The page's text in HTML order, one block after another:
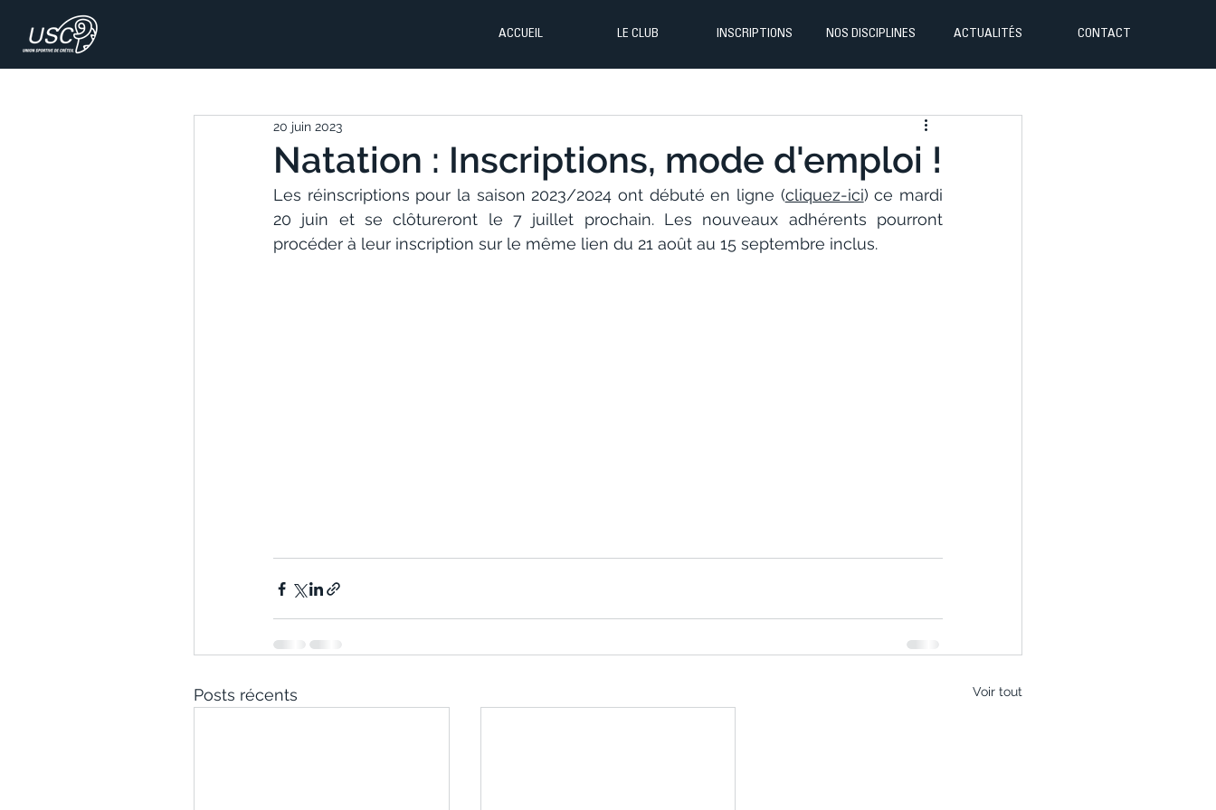
ACCUEIL LE CLUB INSCRIPTIONS NOS DISCIPLINES ACTUALITÉS CONTACT
Natation : Inscriptions, mode d'emploi !
20 juin 2023
Les réinscriptions pour la saison 2023/2024 ont débuté en ligne (cliquez-ici) ce mardi
20 juin et se clôtureront le 7 juillet prochain. Les nouveaux adhérents pourront
procéder à leur inscription sur le même lien du 21 août au 15 septembre inclus.
Posts récents Voir tout